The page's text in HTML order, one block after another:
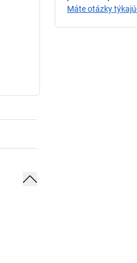
Máte otázky